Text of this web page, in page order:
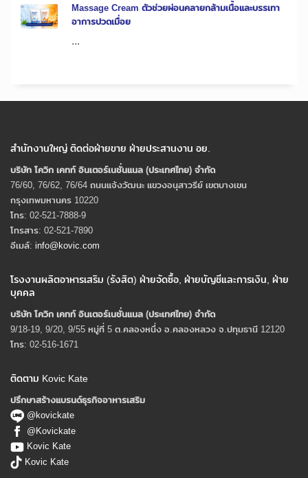
Massage Cream ตัวช่วยผ่อนคลายกล้ามเนื้อและบรรเทา
อาการปวดเมื่อย
...
สำนักงานใหญ่ ติดต่อฝ่ายขาย ฝ่ายประสานงาน อย.
บริษัท โควิก เคทท์ อินเตอร์เนชั่นแนล (ประเทศไทย) จํากัด
76/60, 76/62, 76/64 ถนนแจ้งวัฒนะ แขวงอนุสาวรีย์ เขตบางเขน
กรุงเทพมหานคร 10220
โทร: 02-521-7888-9
โทรสาร: 02-521-7890
อีเมล์: info@kovic.com
โรงงานผลิตอาหารเสริม (รังสิต) ฝ่ายจัดซื้อ, ฝ่ายบัญชีและการเงิน, ฝ่าย
บุคคล
บริษัท โควิก เคทท์ อินเตอร์เนชั่นแนล (ประเทศไทย) จํากัด
9/18-19, 9/20, 9/55 หมู่ที่ 5 ต.คลองหนึ่ง อ.คลองหลวง จ.ปทุมธานี 12120
โทร: 02-516-1671
ติดตาม Kovic Kate
ปรึกษาสร้างแบรนด์ธุรกิจอาหารเสริม
@kovickate
@Kovickate
Kovic Kate
Kovic Kate